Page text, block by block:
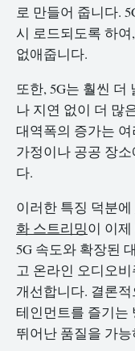
로 만들어 줍니다.
시 로드되도록 하
없애줍니다.
또한, 5G는 훨씬 더
나 지연 없이 더 많
대역폭의 증가는
가정이나 공공 장
다.
이러한 특징 덕분에
화 스트리밍이 이
5G 속도와 확장된
고 온라인 오디오
개선합니다. 결론
테인먼트를 즐기는
뛰어난 품질을 가